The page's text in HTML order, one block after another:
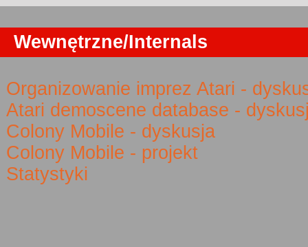
Wewnętrzne/Internals
Organizowanie imprez Atari -
Atari demoscene database -
Colony Mobile - dyskusja
Colony Mobile - projekt
Statystyki